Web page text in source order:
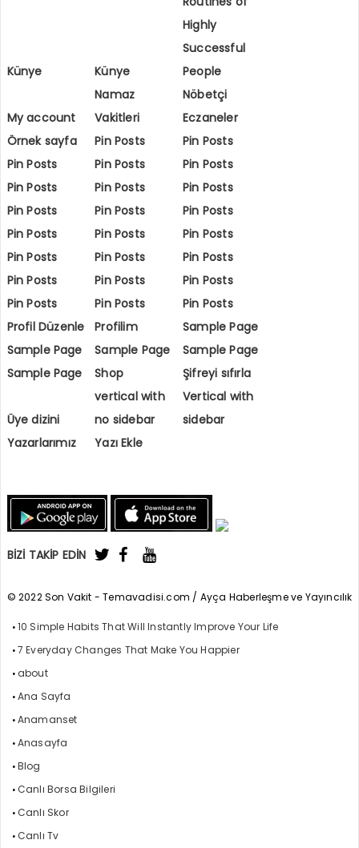
Künye Künye
Highly
Successful
People
My account
Namaz
Vakitleri
Nöbetçi
Eczaneler
Örnek sayfa
Pin Posts
Pin Posts
Pin Posts
Pin Posts
Pin Posts
Pin Posts
Pin Posts
Pin Posts
Pin Posts
Pin Posts
Pin Posts
Pin Posts
Pin Posts
Pin Posts
Pin Posts
Pin Posts
Pin Posts
Pin Posts
Pin Posts
Pin Posts
Pin Posts
Pin Posts
Pin Posts
Profil Düzenle
Profilim
Sample Page
Sample Page
Sample Page
Sample Page
Sample Page
Shop Şifreyi sıfırla
Üye dizini
vertical with
no sidebar
Vertical with
sidebar
Yazarlarımız
Yazı Ekle
BİZİ TAKİP EDİN
© 2022 Son Vakit - Temavadisi.com / Ayça Haberleşme ve Yayıncılık
10 Simple Habits That Will Instantly Improve Your Life
7 Everyday Changes That Make You Happier
about
Ana Sayfa
Anamanset
Anasayfa
Blog
Canlı Borsa Bilgileri
Canlı Skor
Canlı Tv